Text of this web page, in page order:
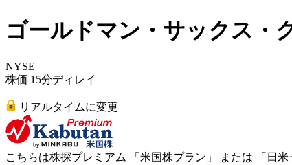
ゴールドマン・サックス・
NYSE
株価 15分ディレイ
リアルタイムに変更
こちらは株探プレミアム 「 米国株プラン 」 または 「 日